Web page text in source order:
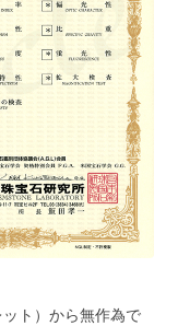
ト）から無作為で